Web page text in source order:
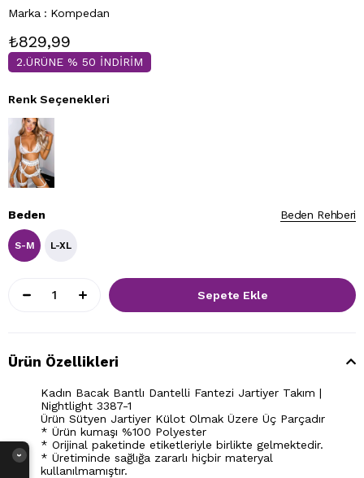
Marka : Kompedan
₺829,99
2.ÜRÜNE % 50 İNDİRİM
Renk Seçenekleri
Beden Rehberi
Beden
S-M L-XL
Ürün Özellikleri
Kadın Bacak Bantlı Dantelli Fantezi Jartiyer Takım |
Nightlight 3387-1
Ürün Sütyen Jartiyer Külot Olmak Üzere Üç Parçadır
* Ürün kumaşı %100 Polyester
* Orijinal paketinde etiketleriyle birlikte gelmektedir.
* Üretiminde sağlığa zararlı hiçbir materyal
kullanılmamıştır.
›